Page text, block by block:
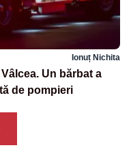
Ionuț Nichita
Un bărbat a
de pompieri